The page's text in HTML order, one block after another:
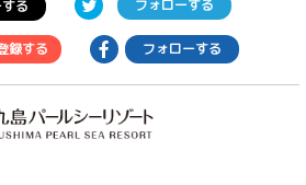
る フォローする
録する フォローする